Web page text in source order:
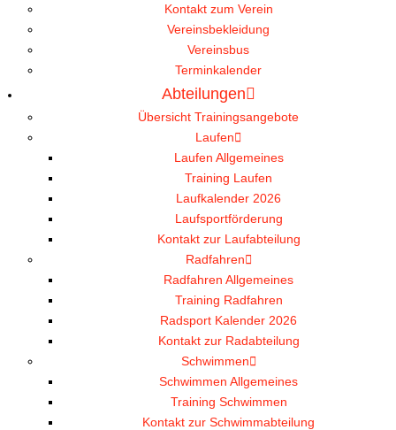
Kontakt zum Verein
Vereinsbekleidung
Vereinsbus
Terminkalender
Abteilungen
Übersicht Trainingsangebote
Laufen
Laufen Allgemeines
Training Laufen
Laufkalender 2026
Laufsportförderung
Kontakt zur Laufabteilung
Radfahren
Radfahren Allgemeines
Training Radfahren
Radsport Kalender 2026
Kontakt zur Radabteilung
Schwimmen
Schwimmen Allgemeines
Training Schwimmen
Kontakt zur Schwimmabteilung